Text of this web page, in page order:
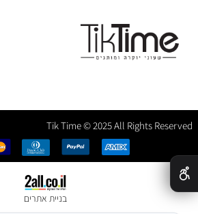
Tik Time © 2025 All Rights Reserved
בניית אתרים